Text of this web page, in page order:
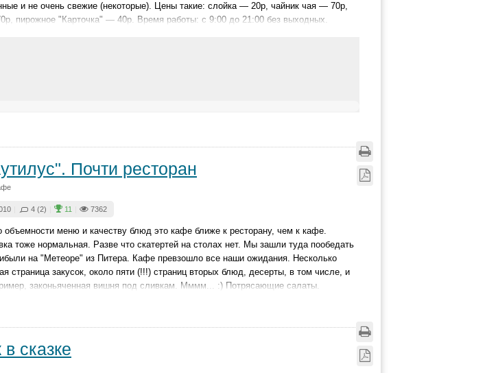
и не очень свежие (некоторые). Цены такие: слойка — 20р, чайник чая — 70р,
пирожное "Карточка" — 40р. Время работы: с 9:00 до 21:00 без выходных.
Почти ресторан
4 (2) 11 7362
объемности меню и качеству блюд это кафе ближе к ресторану, чем к кафе.
тоже нормальная. Разве что скатертей на столах нет. Мы зашли туда пообедать
на "Метеоре" из Питера. Кафе превзошло все наши ожидания. Несколько
страница закусок, около пяти (!!!) страниц вторых блюд, десерты, в том числе, и
законьяченная вишня под сливкам. Мммм... :) Потрясающие салаты.
сказке